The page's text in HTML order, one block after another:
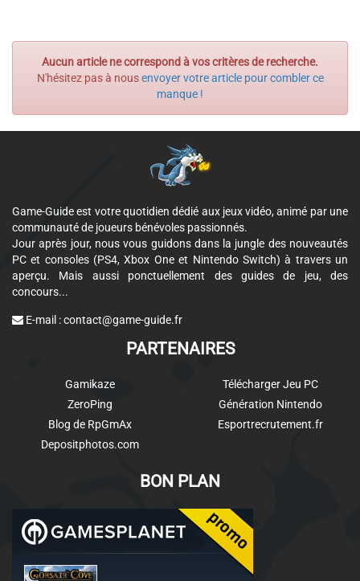
Aucun article ne correspond à vos critères de recherche.
N'hésitez pas à nousenvoyer votre article pour combler ce
manque !
Game-Guide est votre quotidien dédié aux jeux vidéo, animé par une
communauté de joueurs bénévoles passionnés.
Jour après jour, nous vous guidons dans la jungle des nouveautés
PC et consoles (PS4, Xbox One et Nintendo Switch) à travers un
aperçu. Mais aussi ponctuellement des guides de jeu, des
concours...
E-mail :contact@game-guide.fr
PARTENAIRES
Gamikaze
ZeroPing
Blog de RpGmAx
Depositphotos.com
Télécharger Jeu PC
Génération Nintendo
Esportrecrutement.fr
BON PLAN